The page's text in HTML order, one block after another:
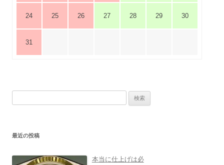
24 25 26 27 28 29 30
31
最近の投稿
本当に仕上げは必